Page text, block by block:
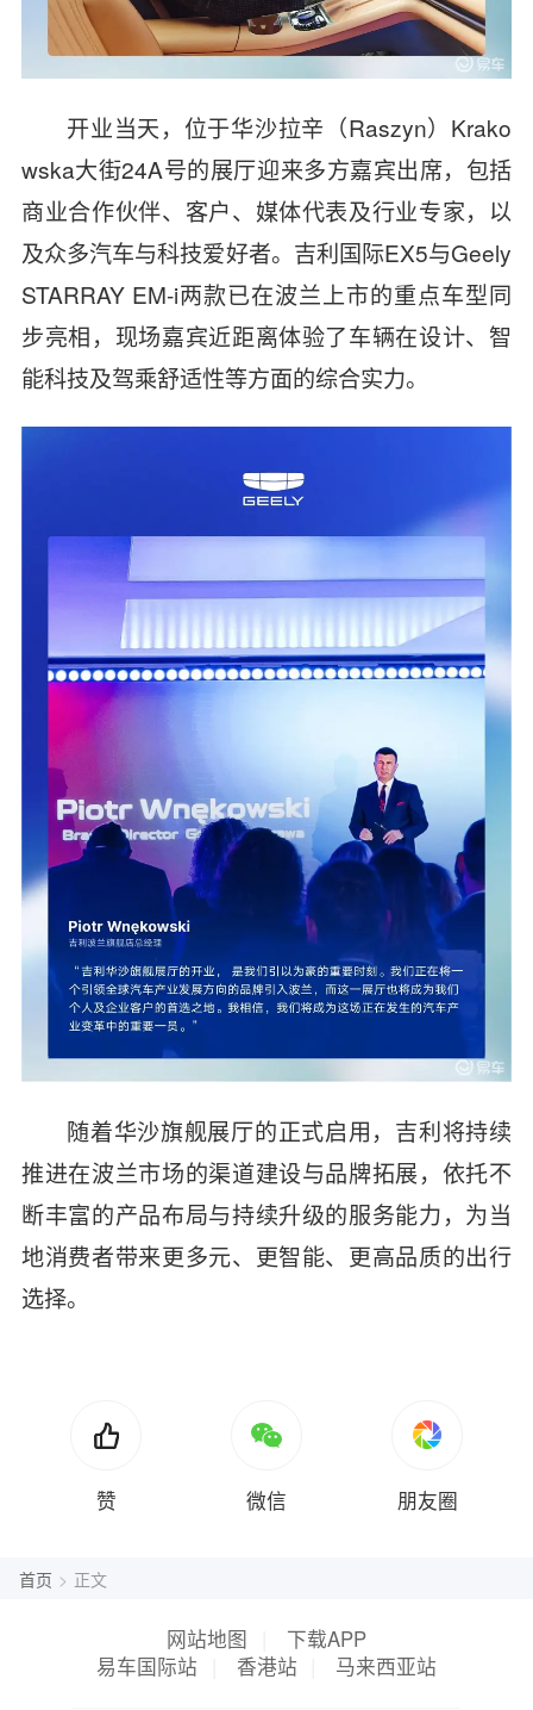
开业当天，位于华沙拉辛（Raszyn）Krako
wska大街24A号的展厅迎来多方嘉宾出席，包括
商业合作伙伴、客户、媒体代表及行业专家，以
及众多汽车与科技爱好者。吉利国际EX5与Geely
STARRAY EM-i两款已在波兰上市的重点车型同
步亮相，现场嘉宾近距离体验了车辆在设计、智
能科技及驾乘舒适性等方面的综合实力。
随着华沙旗舰展厅的正式启用，吉利将持续
推进在波兰市场的渠道建设与品牌拓展，依托不
断丰富的产品布局与持续升级的服务能力，为当
地消费者带来更多元、更智能、更高品质的出行
选择。
赞 微信 朋友圈
首页 > 正文
网站地图
下载APP
易车国际站
香港站 马来西亚站